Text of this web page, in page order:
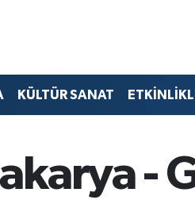
KÜLTÜR SANAT
-